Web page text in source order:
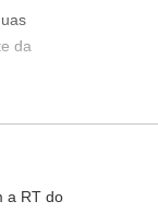
da
a RT do